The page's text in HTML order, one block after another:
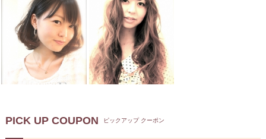
PICK UP COUPON ピックアップ クーポン